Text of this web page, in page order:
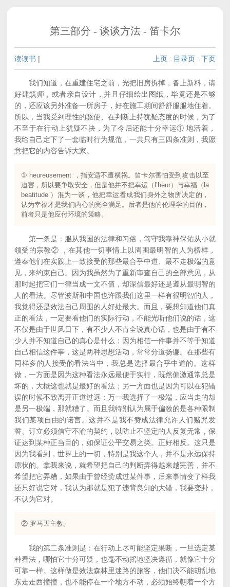
第三部分 - 谈谈方法 - 笛卡尔
读读书 | 上页 : 目录页 : 下页
我们知道，在重建住宅之前，光把旧房拆掉，备上新料，请
好建筑师，或者亲自设计，并且仔细绘出图纸，毕竟还是不够
的，还应该另外准备一所房子，好在施工期间舒舒服服地住着。
所以，当我受到理性的驱使、在判断上持犹疑态度的时候，为了
不至于在行动上犹疑不决，为了今后还能十分幸运① 地活着，
我给自己定下了一套临时行为规范，一共只有三四条准则，我愿
意把它的内容告诉大家。
① heureusement ，指安适不遭横祸。笛卡尔害怕受到攻击以至
迫害，所以要争取安全，但是他并不把幸运（l’heur）与幸福（la
beatitude ）混为一谈，他把幸运看成我们身外之物所决定的，
认为幸福才是我们内心的完全满足。后者是他的伦理学的目的，
前者只是他应付环境的策略。
第一条是：服从我国的法律和习俗，笃守我靠神保佑从小就
领受的宗教② ，在其他一切事情上以周围最明智的人为榜样，
遵奉他们在实践上一致接受的那些最合乎中道、最不走极端的意
见，来约束自己。因为我虽然为了重新审查自己的全部意见，从
那时起把它们一律当成一文不值，却深信最好还是遵从最明智的
人的看法。尽管波斯和中国也许跟我们这里一样有很明智的人，
我觉得还是效法自己周围的人好处最大。而且，要想知道他们真
正的看法，一定要看他们的实际行动，不能光听他们说的话，这
不仅是由于世风日下，有不少人不肯全说真心话，也是由于有不
少人并不知道自己的真心是什么；因为相信一件事并不等于知道
自己相信这件事，这是两种思想活动，常常分道扬镰。在那些有
同样多的人接受的看法当中，我总是选择最合乎中道的。这样
做，一方面是因为这种看法永远最便于实行，既然偏激通常总是
坏的，大概这也就是最好的看法；另一方面也是因为可以在犯错
误的时候不致离开正道过远：万一我选择了一极端，应当走的却
是另一极端，那就糟了。而且我特别认为属于偏激的是各种限制
我们某项自由的诺言。这并不是我不赞成法律允许人们赌咒发
誓、订立必须信守不渝的契约，以防止不坚定的人反复无常，保
证达到某种正当目的，如保证公平交易之类。正好相反。这只是
因为我看到，世界上的一切，特别是我这个人，并不是永远保持
原状的。拿我来说，就希望把自己的判断弄得越来越完善，并不
希望把它弄糟，如果由于曾经赞成过某件事，后来事情变了样我
还只好说它对，我认为那就是犯了违背良知的大错，我要变卦，
不认为它对。
② 罗马天主教。
我的第二条准则是：在行动上尽可能坚定果断，一旦选定某
种看法，哪怕它十分可疑，也毫不动摇地坚决遵循，就像它十分
可靠一样。这样做是效法森林里迷路的旅客，他们决不能胡乱地
东走走西撞撞，也不能停在一个地方不动，必须始终朝着一个方